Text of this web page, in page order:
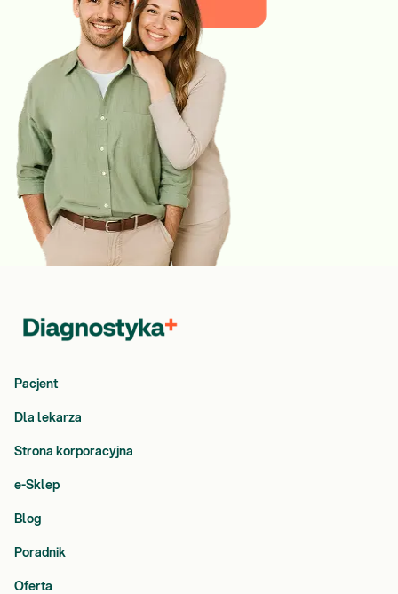
Pacjent
Dla lekarza
Strona korporacyjna
e-Sklep
Blog
Poradnik
Oferta